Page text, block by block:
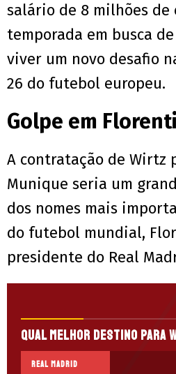
salário de 8 milhões de
temporada em busca
viver um novo desafio
26 do futebol europeu.
Golpe em
A contratação de Wirtz
Munique seria um
dos nomes mais
do futebol mundial,
presidente do Real
Qual melhor destino para
Real Madrid